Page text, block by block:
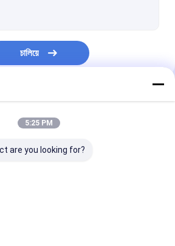
চালিয়ে
5:25 PM
are you looking for?